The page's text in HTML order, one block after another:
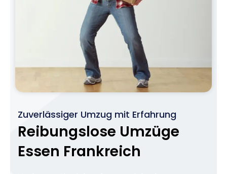
Zuverlässiger Umzug mit Erfahrung
Reibungslose Umzüge
Essen Frankreich